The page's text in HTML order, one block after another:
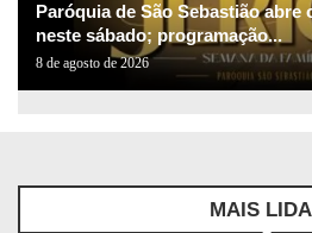
Paróquia de São Sebastião abre
neste sábado; programação...
8 de agosto de 2026
MAIS